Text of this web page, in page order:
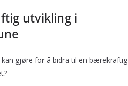
utvikling i
gjøre for å bidra til en bærekraftig